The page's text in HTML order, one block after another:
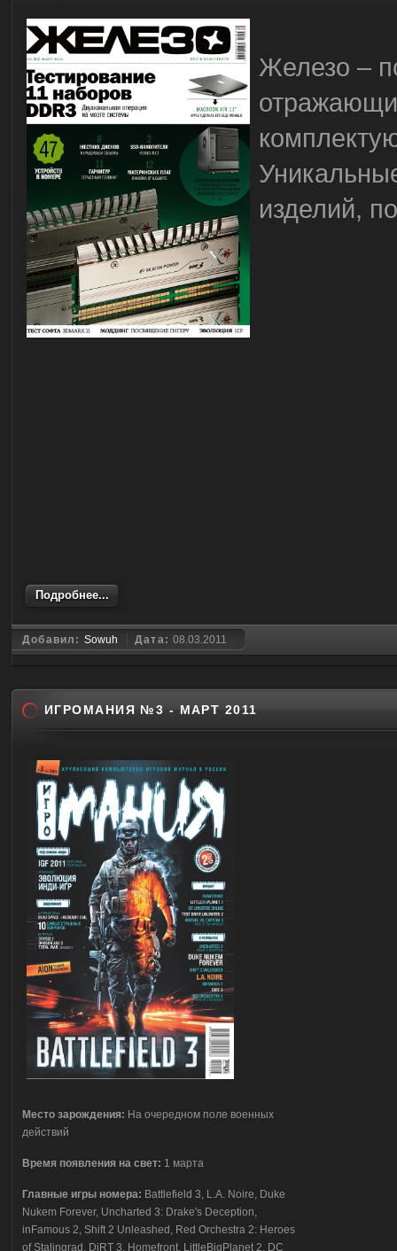
Железо –
изделий,
Подробнее...
Добавил: Sowuh Дата:08.03.2011
ИГРОМАНИЯ №3 - МАРТ 2011
Место зарождения: На очередном поле военных
действий
Время появления на свет: 1 марта
Главные игры номера: Battlefield 3, L.A. Noire, Duke
Nukem Forever, Uncharted 3: Drake's Deception,
inFamous 2, Shift 2 Unleashed, Red Orchestra 2: Heroes
of Stalingrad, DiRT 3, Homefront, LittleBigPlanet 2, DC